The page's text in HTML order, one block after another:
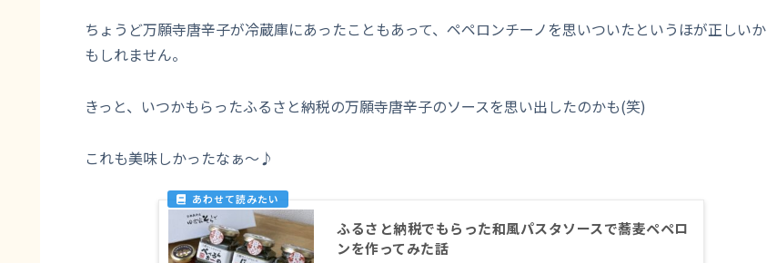
ちょうど万願寺唐辛子が冷蔵庫にあったこともあって、ペペロンチーノを思いついたというほが正しいか
もしれません。
きっと、いつかもらったふるさと納税の万願寺唐辛子のソースを思い出したのかも(笑)
これも美味しかったなぁ～♪
ふるさと納税でもらった和風パスタソースで蕎麦ペペロ
ンを作ってみた話